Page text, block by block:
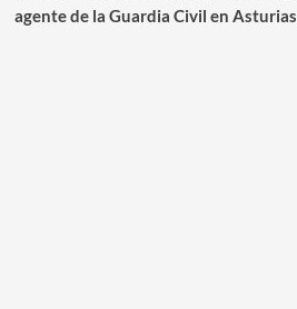
agente de la Guardia Civil en Asturias